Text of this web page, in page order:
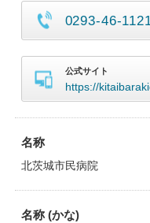
0293-46-
公式サイト
https://
名称
北茨城市民病院
名称 (かな)